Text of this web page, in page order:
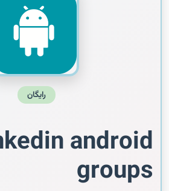
رایگان
android
groups